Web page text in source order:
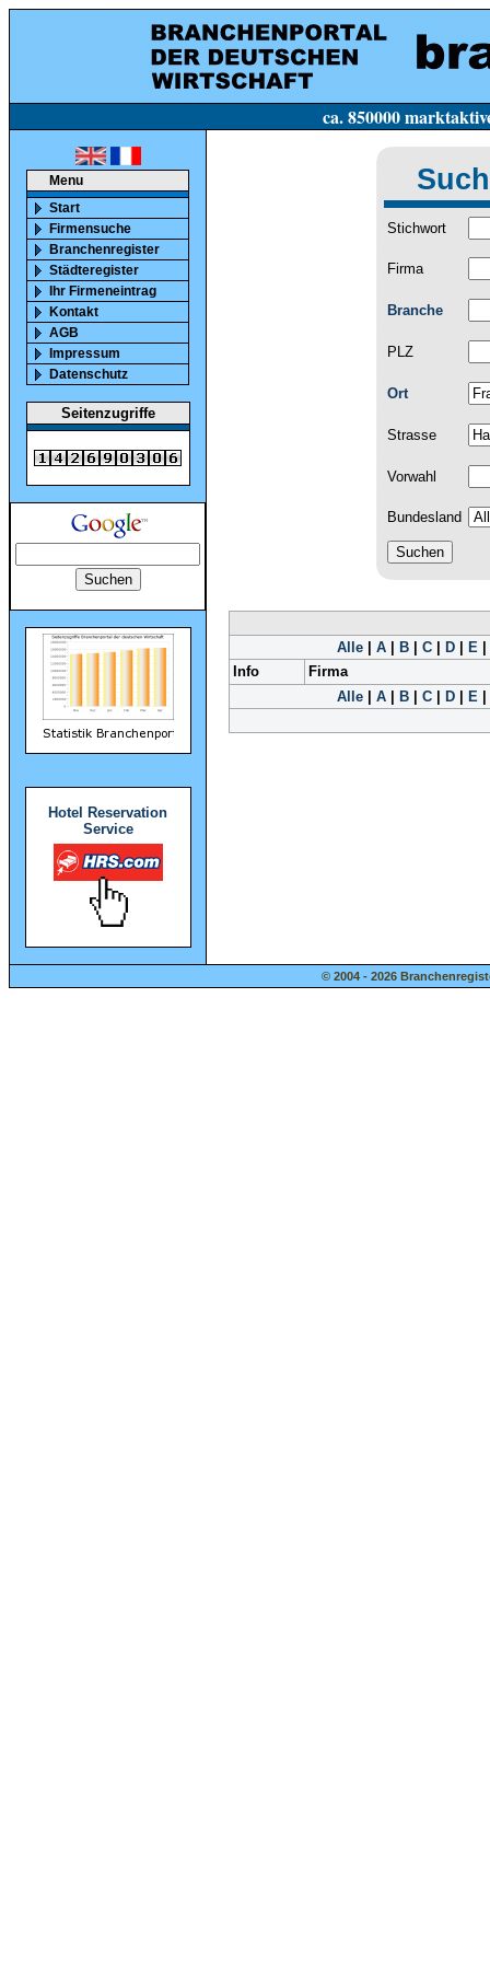
ca. 850000 marktaktive Firmen in
Menu
Start
Firmensuche
Branchenregister
Städteregister
Ihr Firmeneintrag
Kontakt
AGB
Impressum
Datenschutz
Seitenzugriffe
Hotel Reservation
Service
Stichwort
Firma
Branche
PLZ
Ort
Strasse
Vorwahl
Bundesland
Alle| A| B| C| D| E|
Info
Firma
Alle| A| B| C| D| E|
© 2004 - 2026